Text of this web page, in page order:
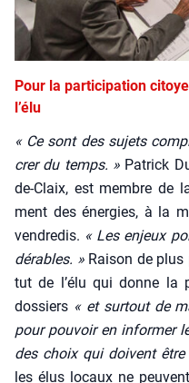
Pour la participation
l’élu
« Ce sont des sujets
crer du temps. » Patrick
de-Claix, est membre de
ment des éner­gies, à la
ven­dre­dis. « Les enjeux
dé­rables. » Rai­son de
tut de l’élu qui donne la
dos­siers « et sur­tout de
pour pou­voir en infor­mer
des choix qui doivent
les élus locaux ne